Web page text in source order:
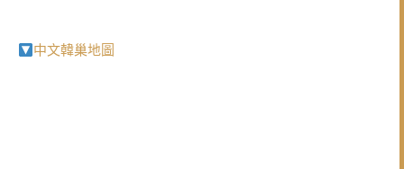
中文韓巢地圖